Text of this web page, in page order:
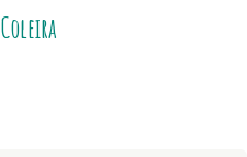
Coleira